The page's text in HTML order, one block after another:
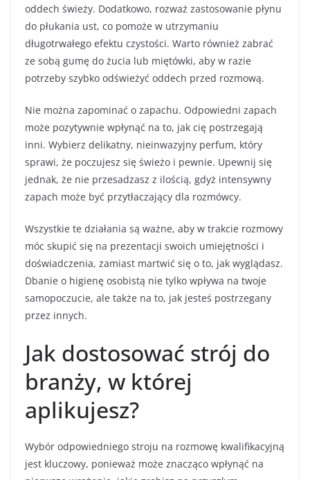
oddech świeży. Dodatkowo, rozważ zastosowanie płynu
do płukania ust, co pomoże w utrzymaniu
długotrwałego efektu czystości. Warto również zabrać
ze sobą gumę do żucia lub miętówki, aby w razie
potrzeby szybko odświeżyć oddech przed rozmową.
Nie można zapominać o zapachu. Odpowiedni zapach
może pozytywnie wpłynąć na to, jak cię postrzegają
inni. Wybierz delikatny, nieinwazyjny perfum, który
sprawi, że poczujesz się świeżo i pewnie. Upewnij się
jednak, że nie przesadzasz z ilością, gdyż intensywny
zapach może być przytłaczający dla rozmówcy.
Wszystkie te działania są ważne, aby w trakcie rozmowy
móc skupić się na prezentacji swoich umiejętności i
doświadczenia, zamiast martwić się o to, jak wyglądasz.
Dbanie o higienę osobistą nie tylko wpływa na twoje
samopoczucie, ale także na to, jak jesteś postrzegany
przez innych.
Jak dostosować strój do
branży, w której
aplikujesz?
Wybór odpowiedniego stroju na rozmowę kwalifikacyjną
jest kluczowy, ponieważ może znacząco wpłynąć na